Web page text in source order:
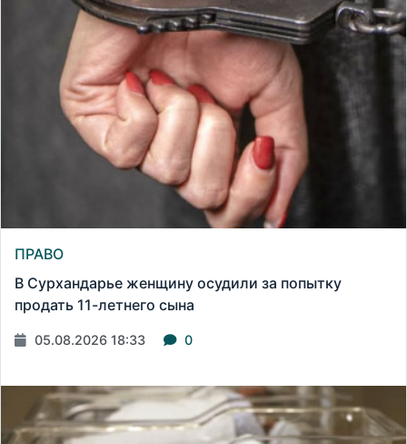
ПРАВО
В Сурхандарье женщину осудили за попытку
продать 11-летнего сына
05.08.2026 18:33 0